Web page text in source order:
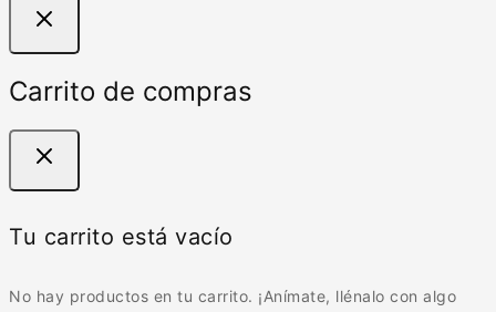
Carrito de compras
Tu carrito está vacío
No hay productos en tu carrito. ¡Anímate, llénalo con algo